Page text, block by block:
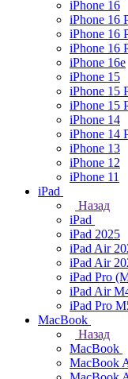
iPhone 16
iPhone 16
iPhone 16
iPhone 16
iPhone 16e
iPhone 15
iPhone 15
iPhone 15
iPhone 14
iPhone 14
iPhone 13
iPhone 12
iPhone 11
iPad
Назад
iPad
iPad 2025
iPad Air
iPad Air
iPad Pro
iPad Air
iPad Pro
MacBook
Назад
MacBook
MacBook